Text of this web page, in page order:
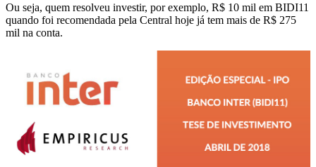
Ou seja, quem resolveu investir, por exemplo, R$ 10 mil em BIDI11
quando foi recomendada pela Central hoje já tem mais de R$ 275
mil na conta.